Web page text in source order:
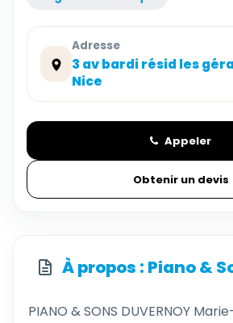
Adresse
3 av bardi résid les
Nice
Appeler
Obtenir un devis
À propos : Piano &
PIANO & SONS DUVERNOY